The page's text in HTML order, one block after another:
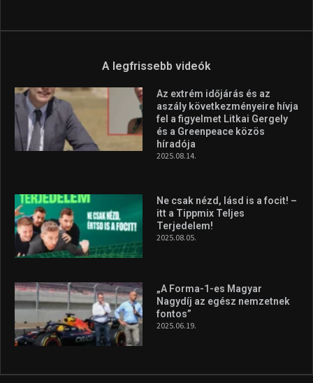
A legfrissebb videók
Az extrém időjárás és az
aszály következményeire hívja
fel a figyelmet Litkai Gergely
és a Greenpeace közös
híradója
2025.08.14.
Ne csak nézd, lásd is a focit! –
itt a Tippmix Teljes
Terjedelem!
2025.08.05.
„A Forma-1-es Magyar
Nagydíj az egész nemzetnek
fontos”
2025.06.19.